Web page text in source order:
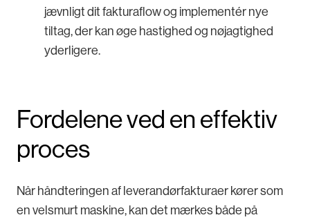
jævnligt dit fakturaflow og implementér nye
tiltag, der kan øge hastighed og nøjagtighed
yderligere.
Fordelene ved en effektiv
proces
Når håndteringen af leverandørfakturaer kører som
en velsmurt maskine, kan det mærkes både på